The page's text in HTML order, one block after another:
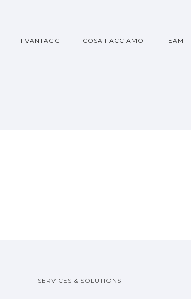
I VANTAGGI COSA FACCIAMO TEAM
SERVICES & SOLUTIONS